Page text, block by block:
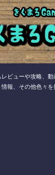
ビューや攻略、
報、その他色々を